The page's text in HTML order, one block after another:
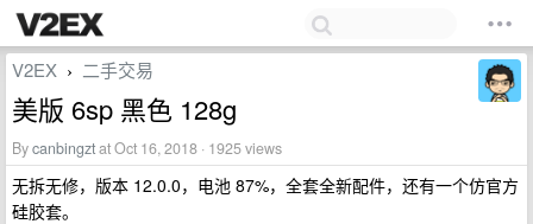
V2EX › 二手交易
美版 6sp 黑色 128g
Bycanbingztat Oct 16, 2018 · 1925 views
无拆无修，版本 12.0.0，电池 87%，全套全新配件，还有一个仿官方
硅胶套。